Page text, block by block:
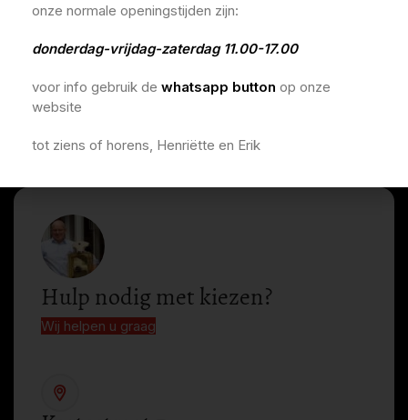
Hulp nodig met kiezen?
Wij helpen u graag
onze normale openingstijden zijn:
donderdag-vrijdag-zaterdag 11.00-17.00
voor info gebruik de whatsapp button op onze
website
tot ziens of horens, Henriëtte en Erik